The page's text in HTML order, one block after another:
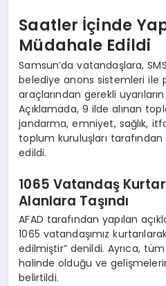
Saatler İçinde
Müdahale Edildi
Samsun’da vatandaşlara,
belediye anons sistemleri ile
araçlarından gerekli uyarıların
Açıklamada, 9 ilde alınan
jandarma, emniyet, sağlık,
toplum kuruluşları
edildi.
1065 Vatandaş
Alanlara Taşındı
AFAD tarafından yapılan
1065 vatandaşımız
edilmiştir” denildi. Ayrıca,
halinde olduğu ve
belirtildi.